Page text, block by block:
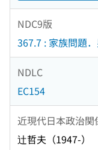
NDC9版
367.7 : 家族問題
NDLC
EC154
近現代日本政治
辻哲夫（1947-）